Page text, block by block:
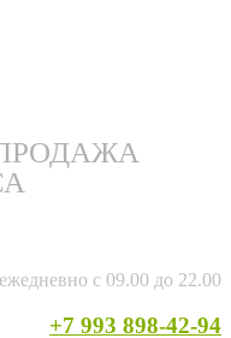
ежедневно с 09.00 до 22.00
+7 993 898-42-94